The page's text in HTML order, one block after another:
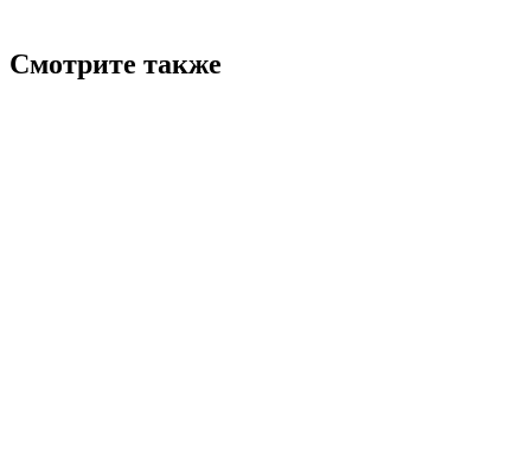
Смотрите также